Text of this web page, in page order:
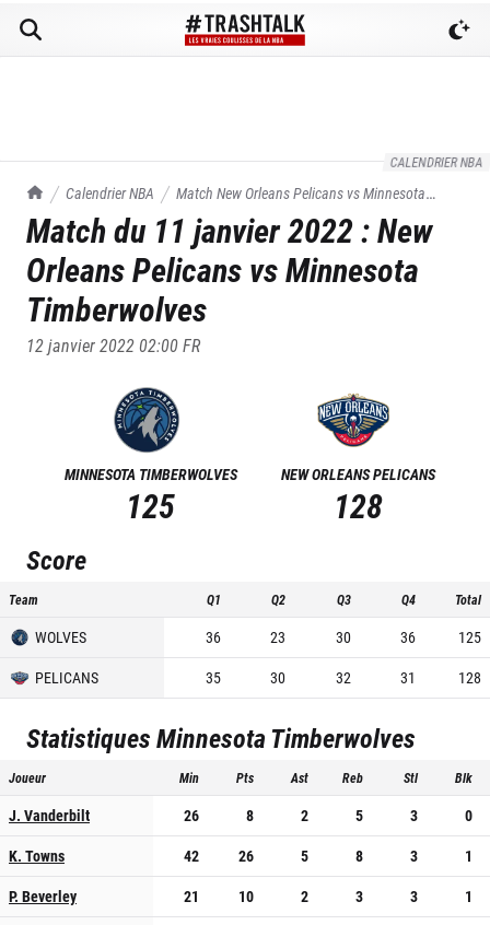
CALENDRIER NBA
TrashTalk Actu NBA
Calendrier NBA Match New Orleans Pelicans vsMinnesota
Timberwolves
du11/01/2022
Match du 11 janvier 2022:New
Orleans Pelicans vsMinnesota
Timberwolves
12 janvier 2022 02:00FR
MINNESOTA TIMBERWOLVES
125
NEW ORLEANS PELICANS
128
Score
Team Q1 Q2 Q3 Q4 Total
WOLVES 36 23 30 36
125
PELICANS
35 30 32 31 128
StatistiquesMinnesota Timberwolves
Joueur Min Pts Ast Reb Stl Blk
J. Vanderbilt 26 8 2 5 3
0
K. Towns
42 26 5 8 3
1
P. Beverley
21 10 2 3 3
1